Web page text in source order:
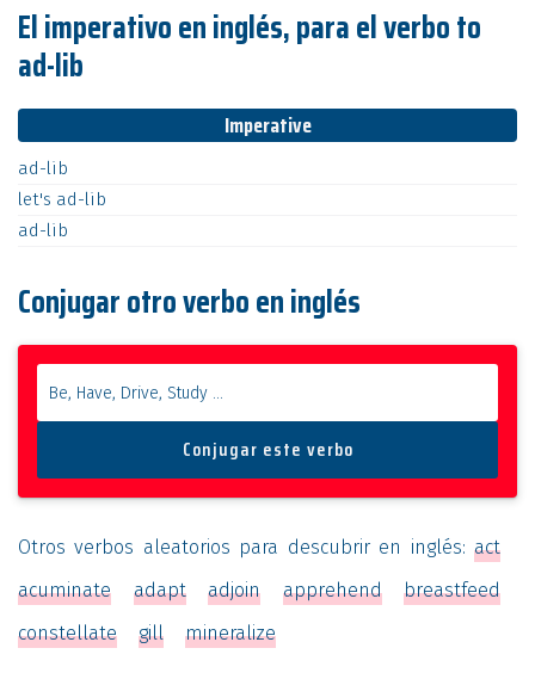
El imperativo en inglés, para el verbo to
ad-lib
Imperative
ad-lib
let's ad-lib
ad-lib
Conjugar otro verbo en inglés
Otros verbos aleatorios para descubrir en inglés: act
acuminate
adapt adjoin apprehend
breastfeed
constellate
gill mineralize